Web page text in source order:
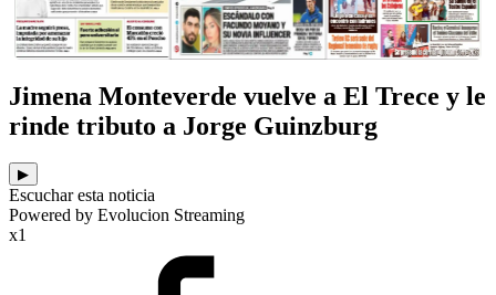
Jimena Monteverde vuelve a El Trece y le
rinde tributo a Jorge Guinzburg
▶
Escuchar esta noticia
Powered by Evolucion Streaming
x1